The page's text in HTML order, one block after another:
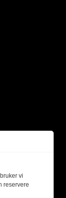
vi
reservere